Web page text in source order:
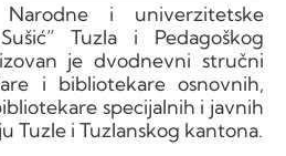
i univerzitetske
Tuzla i Pedagoškog
je dvodnevni stručni
i bibliotekare osnovnih,
specijalnih i javnih
Tuzle i Tuzlanskog kantona.